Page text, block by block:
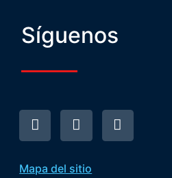
Síguenos
Mapa del sitio